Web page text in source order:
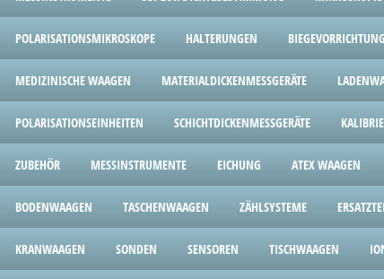
POLARISATIONSMIKROSKOPE HALTERUNGEN
MEDIZINISCHE WAAGEN MATERIALDICKENMESSGERÄTE
POLARISATIONSEINHEITEN SCHICHTDICKENMESSGERÄTE
ZUBEHÖR MESSINSTRUMENTE EICHUNG ATEX WAAGEN
BODENWAAGEN TASCHENWAAGEN ZÄHLSYSTEME
KRANWAAGEN SONDEN SENSOREN TISCHWAAGEN